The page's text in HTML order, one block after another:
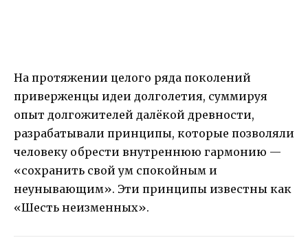
На протяжении целого ряда поколений
приверженцы идеи долголетия, суммируя
опыт долгожителей далёкой древности,
разрабатывали принципы, которые позволяли
человеку обрести внутреннюю гармонию —
«сохранить свой ум спокойным и
неунывающим». Эти принципы известны как
«Шесть неизменных».